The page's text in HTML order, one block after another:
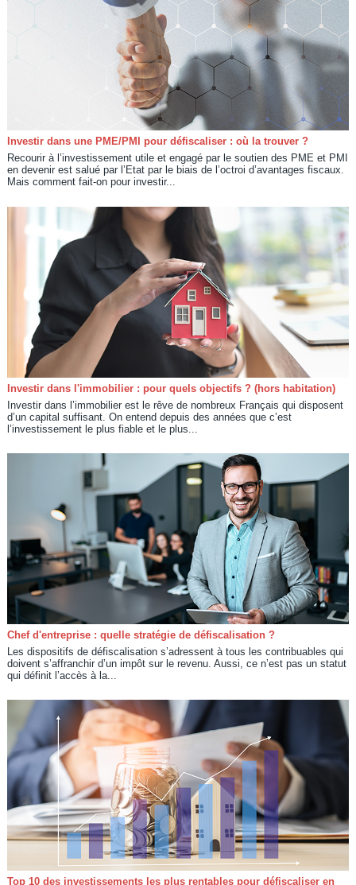
Investir dans une PME/PMI pour défiscaliser : où la trouver ?
Recourir à l’investissement utile et engagé par le soutien des PME et PMI
en devenir est salué par l’Etat par le biais de l’octroi d’avantages fiscaux.
Mais comment fait-on pour investir...
Investir dans l'immobilier : pour quels objectifs ? (hors habitation)
Investir dans l’immobilier est le rêve de nombreux Français qui disposent
d’un capital suffisant. On entend depuis des années que c’est
l’investissement le plus fiable et le plus...
Chef d'entreprise : quelle stratégie de défiscalisation ?
Les dispositifs de défiscalisation s’adressent à tous les contribuables qui
doivent s’affranchir d’un impôt sur le revenu. Aussi, ce n’est pas un statut
qui définit l’accès à la...
Top 10 des investissements les plus rentables pour défiscaliser en